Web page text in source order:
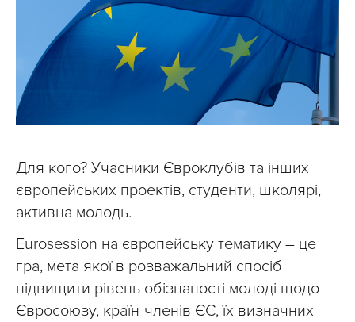
Для кого? Учасники Євроклубів та інших
європейських проектів, студенти, школярі,
активна молодь.
Eurosession на європейську тематику – це
гра, мета якої в розважальний спосіб
підвищити рівень обізнаності молоді щодо
Євросоюзу, країн-членів ЄС, їх визначних